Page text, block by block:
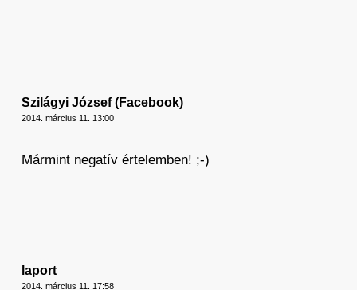
Szilágyi József (Facebook)
2014. március 11. 13:00
Mármint negatív értelemben! ;-)
laport
2014. március 11. 17:58